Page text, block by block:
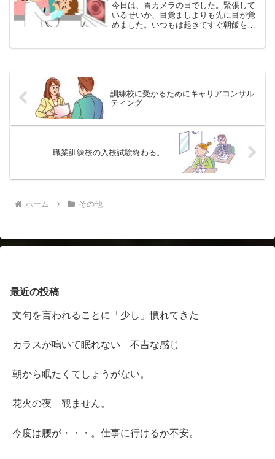
今日は、胃カメラの日でした。緊張して
いるせいか、目覚ましよりも先に目が覚
めました。いつもは起きてすぐ朝飯を食
訓練校に受かるためにキャリアコンサル
ティング
職業訓練校の入校試験終わる。
ホーム その他
最近の投稿
文句を言われることに「少し」慣れてきた
カラスが鳴いて眠れない 不吉な感じ
朝から眠たくてしょうがない。
花火の夜 観ません。
今度は腰が・・・。仕事に行けるか不安。